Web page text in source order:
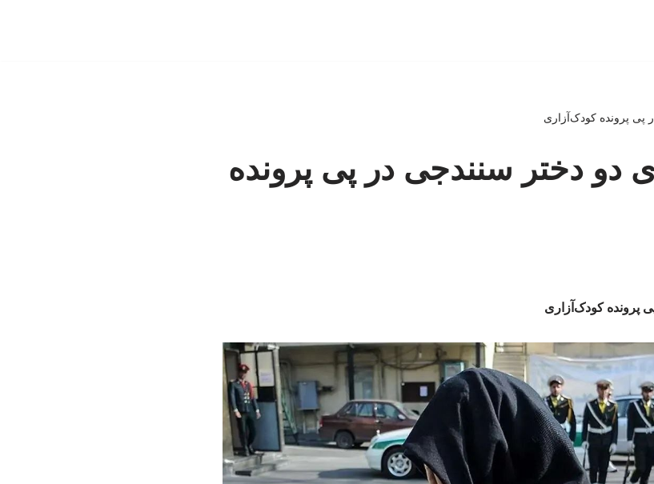
پی پرونده کودک‌آزاری
دو دختر سنندجی در پی پرونده
پرونده کودک‌آزاری